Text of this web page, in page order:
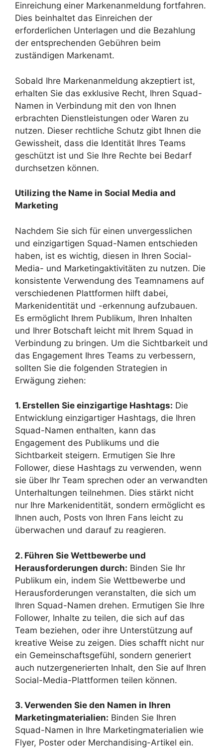
Einreichung einer Markenanmeldung fortfahren.
Dies beinhaltet das Einreichen der
erforderlichen Unterlagen und die Bezahlung
der entsprechenden Gebühren beim
zuständigen Markenamt.
Sobald Ihre Markenanmeldung akzeptiert ist,
erhalten Sie das exklusive Recht, Ihren Squad-
Namen in Verbindung mit den von Ihnen
erbrachten Dienstleistungen oder Waren zu
nutzen. Dieser rechtliche Schutz gibt Ihnen die
Gewissheit, dass die Identität Ihres Teams
geschützt ist und Sie Ihre Rechte bei Bedarf
durchsetzen können.
Utilizing the Name in Social Media and
Marketing
Nachdem Sie sich für einen unvergesslichen
und einzigartigen Squad-Namen entschieden
haben, ist es wichtig, diesen in Ihren Social-
Media- und Marketingaktivitäten zu nutzen. Die
konsistente Verwendung des Teamnamens auf
verschiedenen Plattformen hilft dabei,
Markenidentität und -erkennung aufzubauen.
Es ermöglicht Ihrem Publikum, Ihren Inhalten
und Ihrer Botschaft leicht mit Ihrem Squad in
Verbindung zu bringen. Um die Sichtbarkeit und
das Engagement Ihres Teams zu verbessern,
sollten Sie die folgenden Strategien in
Erwägung ziehen:
1. Erstellen Sie einzigartige Hashtags: Die
Entwicklung einzigartiger Hashtags, die Ihren
Squad-Namen enthalten, kann das
Engagement des Publikums und die
Sichtbarkeit steigern. Ermutigen Sie Ihre
Follower, diese Hashtags zu verwenden, wenn
sie über Ihr Team sprechen oder an verwandten
Unterhaltungen teilnehmen. Dies stärkt nicht
nur Ihre Markenidentität, sondern ermöglicht es
Ihnen auch, Posts von Ihren Fans leicht zu
überwachen und darauf zu reagieren.
2. Führen Sie Wettbewerbe und
Herausforderungen durch: Binden Sie Ihr
Publikum ein, indem Sie Wettbewerbe und
Herausforderungen veranstalten, die sich um
Ihren Squad-Namen drehen. Ermutigen Sie Ihre
Follower, Inhalte zu teilen, die sich auf das
Team beziehen, oder ihre Unterstützung auf
kreative Weise zu zeigen. Dies schafft nicht nur
ein Gemeinschaftsgefühl, sondern generiert
auch nutzergenerierten Inhalt, den Sie auf Ihren
Social-Media-Plattformen teilen können.
3. Verwenden Sie den Namen in Ihren
Marketingmaterialien: Binden Sie Ihren
Squad-Namen in Ihre Marketingmaterialien wie
Flyer, Poster oder Merchandising-Artikel ein.